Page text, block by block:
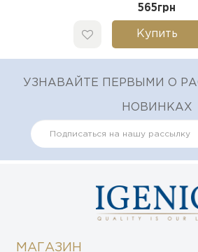
565грн
Купить
УЗНАВАЙТЕ ПЕРВЫМИ О
НОВИНКАХ
МАГАЗИН